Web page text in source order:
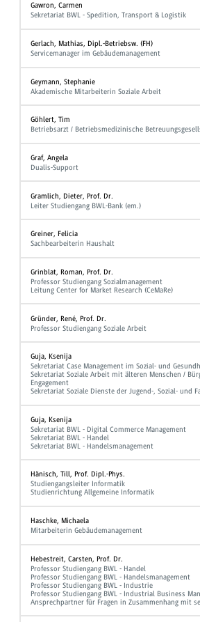
Gawron, Carmen
Sekretariat BWL - Spedition, Transport & Logistik
Gerlach, Mathias, Dipl.-Betriebsw. (FH)
Servicemanager im Gebäudemanagement
Geymann, Stephanie
Akademische Mitarbeiterin Soziale Arbeit
Göhlert, Tim
Betriebsarzt / Betriebsmedizinische
Graf, Angela
Dualis-Support
Gramlich, Dieter, Prof. Dr.
Leiter Studiengang BWL-Bank (em.)
Greiner, Felicia
Sachbearbeiterin Haushalt
Grinblat, Roman, Prof. Dr.
Professor Studiengang Sozialmanagement
Leitung Center for Market Research (CeMaRe)
Gründer, René, Prof. Dr.
Professor Studiengang Soziale Arbeit
Guja, Ksenija
Sekretariat Case Management im Sozial- und
Sekretariat Soziale Arbeit mit älteren Menschen /
Engagement
Sekretariat Soziale Dienste der Jugend-, Sozial- und
Guja, Ksenija
Sekretariat BWL - Digital Commerce Management
Sekretariat BWL - Handel
Sekretariat BWL - Handelsmanagement
Hänisch, Till, Prof. Dipl.-Phys.
Studiengangsleiter Informatik
Studienrichtung Allgemeine Informatik
Haschke, Michaela
Mitarbeiterin Gebäudemanagement
Hebestreit, Carsten, Prof. Dr.
Professor Studiengang BWL - Handel
Professor Studiengang BWL - Handelsmanagement
Professor Studiengang BWL - Industrie
Professor Studiengang BWL - Industrial Business
Ansprechpartner für Fragen in Zusammenhang mit